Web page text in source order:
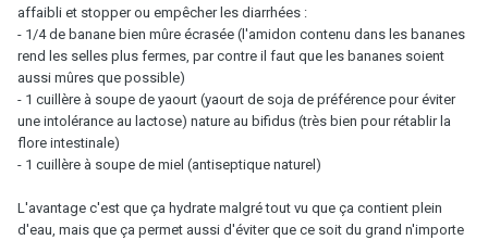
affaibli et stopper ou empêcher les diarrhées :
- 1/4 de banane bien mûre écrasée (l'amidon contenu dans les bananes
rend les selles plus fermes, par contre il faut que les bananes soient
aussi mûres que possible)
- 1 cuillère à soupe de yaourt (yaourt de soja de préférence pour éviter
une intolérance au lactose) nature au bifidus (très bien pour rétablir la
flore intestinale)
- 1 cuillère à soupe de miel (antiseptique naturel)
L'avantage c'est que ça hydrate malgré tout vu que ça contient plein
d'eau, mais que ça permet aussi d'éviter que ce soit du grand n'importe